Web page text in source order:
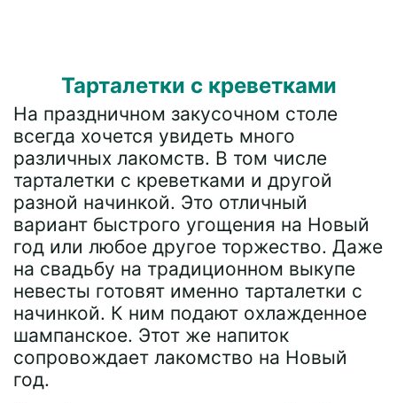
Тарталетки с креветками
На праздничном закусочном столе
всегда хочется увидеть много
различных лакомств. В том числе
тарталетки с креветками и другой
разной начинкой. Это отличный
вариант быстрого угощения на Новый
год или любое другое торжество. Даже
на свадьбу на традиционном выкупе
невесты готовят именно тарталетки с
начинкой. К ним подают охлажденное
шампанское. Этот же напиток
сопровождает лакомство на Новый
год.